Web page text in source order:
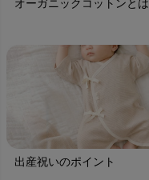
オーガニックコットンとは
出産祝いのポイント